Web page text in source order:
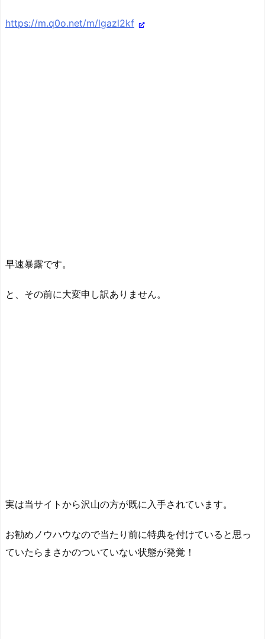
https://m.q0o.net/m/lgazl2kf
早速暴露です。
と、その前に大変申し訳ありません。
実は当サイトから沢山の方が既に入手されています。
お勧めノウハウなので当たり前に特典を付けていると思っ
ていたらまさかのついていない状態が発覚！